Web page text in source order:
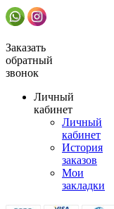
Заказать
обратный
звонок
Личный
кабинет
Личный
кабинет
История
заказов
Мои
закладки